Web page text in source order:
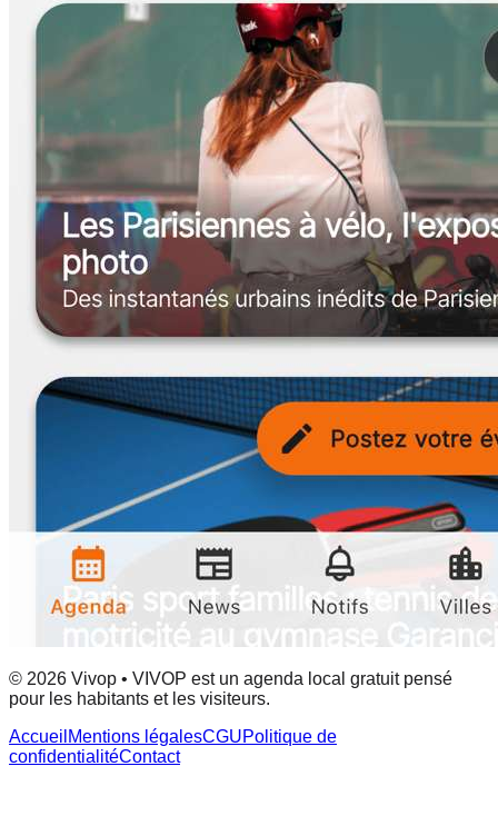
© 2026 Vivop • VIVOP est un agenda local gratuit pensé
pour les habitants et les visiteurs.
Accueil Mentions légalesCGUPolitique de
confidentialitéContact